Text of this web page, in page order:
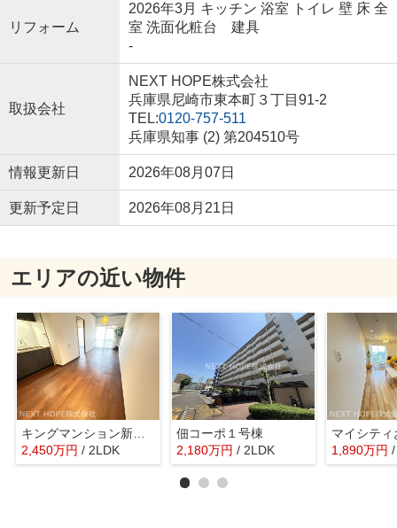
リフォーム
2026年3月 キッチン 浴室 トイレ 壁 床 全
室 洗面化粧台 建具
-
取扱会社
NEXT HOPE株式会社
兵庫県尼崎市東本町３丁目91-2
TEL:0120-757-511
兵庫県知事 (2) 第204510号
情報更新日 2026年08月07日
更新予定日 2026年08月21日
エリアの近い物件
キングマンション新淀川
2,450万円 / 2LDK
佃コーポ１号棟
2,180万円 / 2LDK 1,890万円